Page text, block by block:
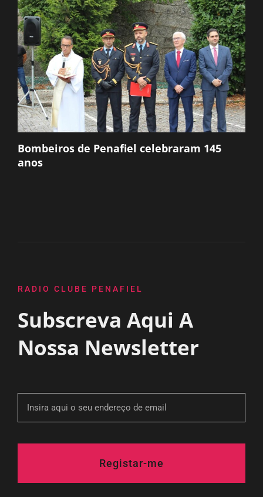
Bombeiros de Penafiel celebraram 145
anos
RADIO CLUBE PENAFIEL
Subscreva Aqui A
Nossa Newsletter
Registar-me